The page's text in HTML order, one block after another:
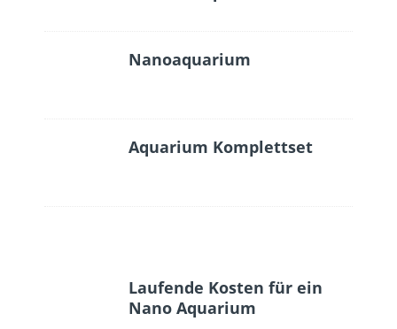
Nanoaquarium
Aquarium Komplettset
Laufende Kosten für ein
Nano Aquarium